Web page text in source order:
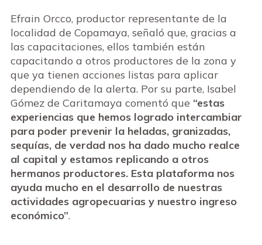
Efrain Orcco, productor representante de la
localidad de Copamaya, señaló que, gracias a
las capacitaciones, ellos también están
capacitando a otros productores de la zona y
que ya tienen acciones listas para aplicar
dependiendo de la alerta. Por su parte, Isabel
Gómez de Caritamaya comentó que “estas
experiencias que hemos logrado intercambiar
para poder prevenir la heladas, granizadas,
sequías, de verdad nos ha dado mucho realce
al capital y estamos replicando a otros
hermanos productores. Esta plataforma nos
ayuda mucho en el desarrollo de nuestras
actividades agropecuarias y nuestro ingreso
económico”.